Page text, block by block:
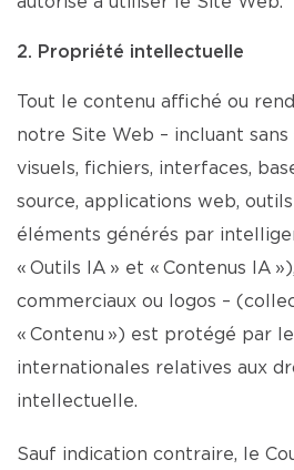
2. Propriété intellectuelle
Tout le contenu affiché ou
notre Site Web – incluant sans
visuels, fichiers, interfaces,
source, applications web,
éléments générés par
« Outils IA » et « Contenus IA
commerciaux ou logos –
« Contenu ») est protégé par
internationales relatives aux
intellectuelle.
Sauf indication contraire, le